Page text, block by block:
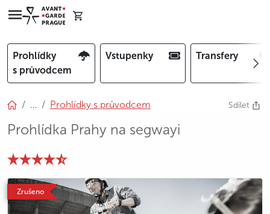
Prohlídky
s průvodcem
Vstupenky Transfery
… Prohlídky s průvodcem Sdílet
Prohlídka Prahy na segwayi
Zrušeno
photo 5
photo 6
photo 7
photo 8
photo 9